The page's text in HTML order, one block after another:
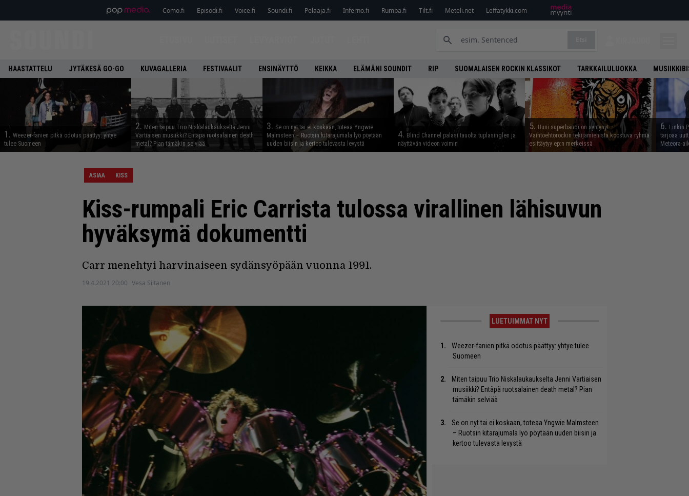
Como.fi Episodi.fi Voice.fi Soundi.fi Pelaaja.fi Inferno.fi Rumba.fi Tilt.fi Meteli.net Leffatykki.com
HAASTATTELU JYTÄKESÄ GO-GO KUVAGALLERIA FESTIVAALIT ENSINÄYTTÖ KEIKKA ELÄMÄNI SOUNDIT RIP SUOMALAISEN ROCKIN KLASSIKOT TARKKAILULUOKKA
1. Weezer-fanien pitkä odotus päättyy: yhtye
tulee Suomeen
2. Miten taipuu Trio Niskalaukaukselta Jenni
Vartiaisen musiikki? Entäpä ruotsalainen death
metal? Pian tämäkin selviää
3. Se on nyt tai ei koskaan, toteaa Yngwie
Malmsteen – Ruotsin kitarajumala lyö pöytään
uuden biisin ja kertoo tulevasta levystä
4. Blind Channel palasi tauolta tuplasinglen ja
näyttävän videon voimin
5. Uusi superbändi on syntynyt –
Vaihtoehtorockin tekijämiehistä koostuva ryhmä
esittäytyy ep:n merkeissä
6. Linkin
tarjoaa
Meteora-
ASIAA KISS
Kiss-rumpali Eric Carrista tulossa virallinen lähisuvun
hyväksymä dokumentti
Carr menehtyi harvinaiseen sydänsyöpään vuonna 1991.
19.4.2021 20:00 Vesa Siltanen
LUETUIMMAT NYT
Weezer-fanien pitkä odotus päättyy: yhtye tulee
Suomeen
Miten taipuu Trio Niskalaukaukselta Jenni Vartiaisen
musiikki? Entäpä ruotsalainen death metal? Pian
tämäkin selviää
Se on nyt tai ei koskaan, toteaa Yngwie Malmsteen
– Ruotsin kitarajumala lyö pöytään uuden biisin ja
kertoo tulevasta levystä